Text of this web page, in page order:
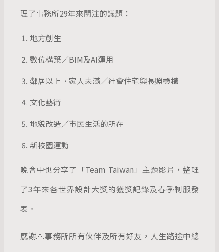
理了事務所29年來關注的議題：
地方創生
數位構築／BIM及AI運用
鄰居以上．家人未滿／社會住宅與長照機構
文化藝術
地貌改造／市民生活的所在
新校園運動
晚會中也分享了「Team Taiwan」主題影片，整理
了3年來各世界設計大獎的獲獎記錄及春季制服發
表。
感謝🙏事務所所有伙伴及所有好友，人生路途中總